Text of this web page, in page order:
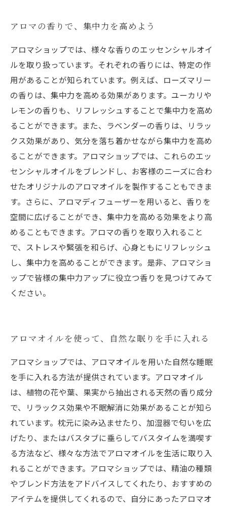
アロマの香りで、集中力を高めよう
アロマショップでは、様々な香りのエッセンシャルオイ
ルを取り扱っています。それぞれの香りには、特定の作
用があることが知られています。例えば、ローズマリー
の香りは、集中力を高める効果があります。ユーカリや
レモンの香りも、リフレッシュすることで集中力を高め
ることができます。また、ラベンダーの香りは、リラッ
クス効果があり、気分を落ち着かせながら集中力を高め
ることができます。アロマショップでは、これらのエッ
センシャルオイルをブレンドし、お客様のニーズに合わ
せたオリジナルのアロマオイルを製作することもできま
す。さらに、アロマディフューザーを用いると、香りを
空間に広げることができ、集中力を高める効果をより高
めることもできます。アロマの香りを取り入れること
で、ストレスや緊張を和らげ、心身ともにリフレッシュ
し、集中力を高めることができます。是非、アロマショ
ップで皆様の集中力アップに役立つ香りを見つけてみて
ください。
アロマオイルを使って、自然な眠りを手に入れる
アロマショップでは、アロマオイルを用いた自然な睡眠
を手に入れる方法が提供されています。アロマオイル
は、植物の花や葉、果実から抽出される天然の香り成分
で、リラックス効果や不眠解消に効果があることが知ら
れています。枕元に染み込ませたり、加湿器で匂いを広
げたり、またはバスタブに垂らしてバスタイムを満喫す
る方法など、様々な方法でアロマオイルを生活に取り入
れることができます。アロマショップでは、精油の種類
やブレンド方法をアドバイスしてくれたり、おすすめの
アイテムを提供してくれるので、自分にあったアロマオ